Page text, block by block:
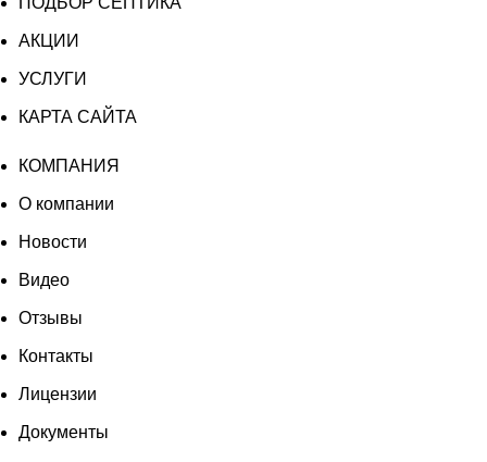
АКЦИИ
УСЛУГИ
КАРТА САЙТА
КОМПАНИЯ
О компании
Новости
Видео
Отзывы
Контакты
Лицензии
Документы